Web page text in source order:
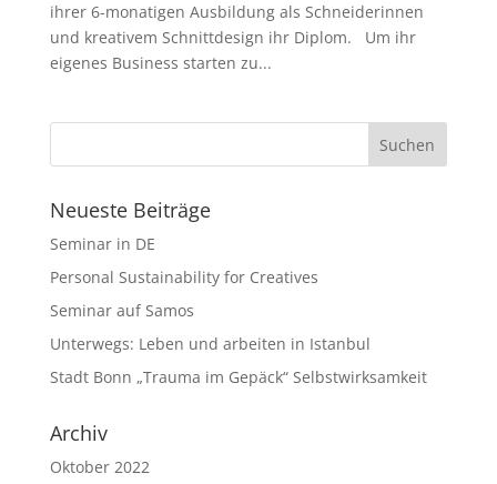
ihrer 6-monatigen Ausbildung als Schneiderinnen
und kreativem Schnittdesign ihr Diplom. Um ihr
eigenes Business starten zu...
Neueste Beiträge
Seminar in DE
Personal Sustainability for Creatives
Seminar auf Samos
Unterwegs: Leben und arbeiten in Istanbul
Stadt Bonn „Trauma im Gepäck“ Selbstwirksamkeit
Archiv
Oktober 2022